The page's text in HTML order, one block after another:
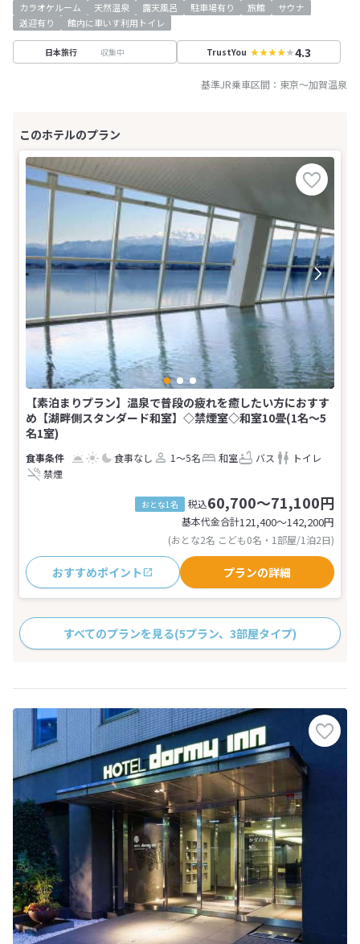
カラオケルーム
天然温泉 露天風呂 駐車場有り 旅館
サウナ
送迎有り
館内に車いす利用トイレ
日本旅行 収集中 TrustYou 4.3
基準JR乗車区間： 東京～加賀温泉
【素泊まりプラン】温泉で普段の疲れを癒したい方におすす
め【湖畔側スタンダード和室】◇禁煙室◇和室10畳(1名～5
名1室)
食事なし 1～5名 和室 バス
トイレ
禁煙
おとな1名 税込60,700～71,100円
基本代金合計121,400〜142,200円
(おとな2名 こども0名・1部屋/1泊2日)
おすすめポイント プランの詳細
すべてのプランを見る(5プラン、3部屋タイプ)